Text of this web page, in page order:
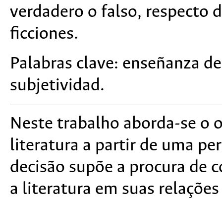
verdadero o falso, respecto
ficciones.
Palabras clave: enseñanza
subjetividad.
Neste trabalho aborda-se o
literatura a partir de uma
decisão supõe a procura de
a literatura em suas